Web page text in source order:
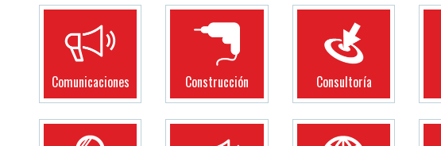
Comunicaciones Construcción Consultoría